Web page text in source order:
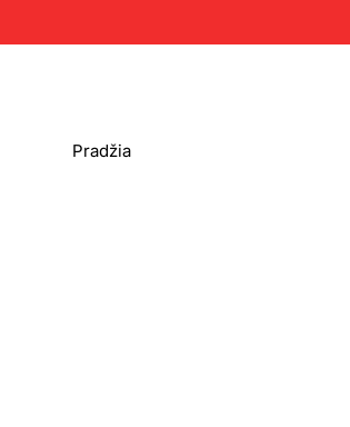
Pradžia